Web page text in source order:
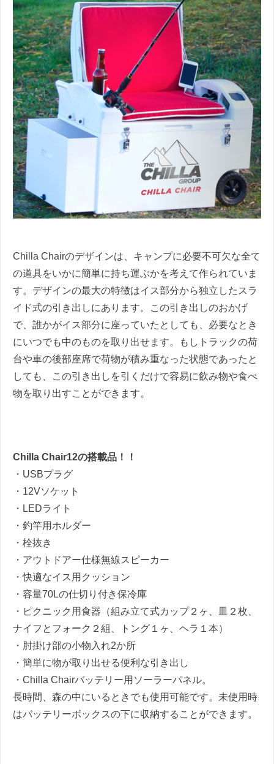
Chilla Chairのデザインは、キャンプに必要不可欠な全て
の道具をいかに簡単に持ち運ぶかを考えて作られていま
す。デザインの最大の特徴はイス部分から独立したスラ
イド式の引き出しにあります。この引き出しのおかげ
で、誰かがイス部分に座っていたとしても、必要なとき
にいつでも中のものを取り出せます。もしトラックの荷
台や車の後部座席で荷物が積み重なった状態であったと
しても、この引き出しを引くだけで容易に飲み物や食べ
物を取り出すことができます。
Chilla Chair12の搭載品！！
・ USBプラグ
・12Vソケット
・ LEDライト
・釣竿用ホルダー
・栓抜き
・アウトドアー仕様無線スピーカー
・快適なイス用クッション
・容量70Lの仕切り付き保冷庫
・ピクニック用食器（組み立て式カップ２ヶ、皿２枚、
ナイフとフォーク２組、トング１ヶ、ヘラ１本）
・肘掛け部の小物入れ2か所
・簡単に物が取り出せる便利な引き出し
・Chilla Chairバッテリー用ソーラーパネル。
長時間、森の中にいるときでも使用可能です。未使用時
はバッテリーボックスの下に収納することができます。